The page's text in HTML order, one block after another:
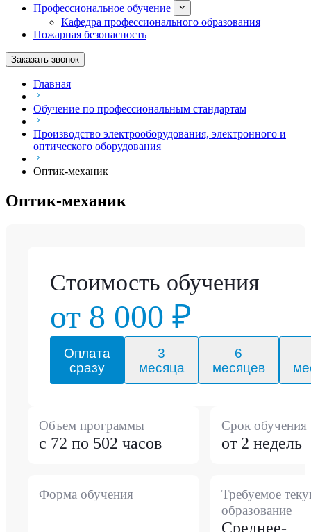
Профессиональное обучение
Кафедра профессионального образования
Пожарная безопасность
Заказать звонок
Главная
Обучение по профессиональным стандартам
Производство электрооборудования, электронного и
оптического оборудования
Оптик-механик
Оптик-механик
Стоимость обучения
от 8 000 ₽
Оплата
сразу
3
месяца
6
месяцев
Объем программы
с 72 по 502 часов
Срок обучения
от 2 недель
Форма обучения
Требуемое
образование
Среднее-